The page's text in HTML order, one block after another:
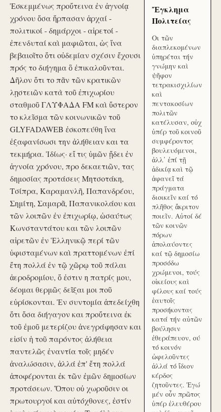
Ἐσκεμμένως προὔτεινα ἐν ἀγνοίᾳ
χρόνου ὅσα ἥρπασαν ἀρχαί -
πολιτικοί - δημάρχοι - αἱρετοί -
ἐπενδυταί καὶ μαφιῶται, ὡς ἵνα
βεβαιοῖτο ὅτι οὐδεμίαν σχέσιν ἔχουσι
πρός το διήγημα ὃ ἐπικαλοῦνται.
Δῆλον ὅτι το πᾶν τῶν κρατικῶν
λῃστειῶν κατὰ τοῦ ἐπιχωρίου
σταθμοῦ ΓΛΥΦΑΔΑ FM καὶ ὕστερον
το κλεῖσμα τῶν κοινωνικῶν τοῦ
GLYFADAWEB ἐσκοπεύθη ἵνα
ἐξαφανίσωσι την ἀλήθειαν και τα
τεκμήρια. Ἰδίως· εἴ τις ὑμῶν ᾔδει ἐν
ἀγνοία χρόνου, προ δεκαετιῶν, τας
δημοσίας προτάσεις Μητσοτάκη,
Τσίπρα, Καραμανλῆ, Παπανδρέου,
Σημίτη, Σαμαρᾶ, Παπανικολάου και
τῶν λοιπῶν ἐν ἐπιχωρίῳ, ὡσαύτως
Κωνσταντάτου και τῶν λοιπῶν
αἱρετῶν ἐν Ἑλληνικῷ περί τῶν
ὑφισταμένων καὶ πραττομένων ἐπί
ἔτη πολλά ἐν τῷ χῶρῳ τοῦ πάλαι
ἀεροδρομίου, ὅ ἐστιν η πατρίς μου,
δέομαι θερμῶς δεῖξαι μοι ποῦ
εὑρίσκονται. Ἐν συντομία ἀπεδείχθη
ὅτι ὅσα διήγαγον και προὔτεινα ἐκ
τοῦ ἐμοῦ μετερίζου ἀνεγράφησαν και
εἰσίν ἡ τοῦ παρόντος ἀλήθεια
παντελῶς ἐναντία τοῖς μηδέν
ἀναλώσασιν, ἀλλά ἐπ' ἔτη πολλά
ἀποφέρονται ἐκ τῶν ἐμῶν δημοσίων
προτάσεων. Ὅπου οὐ χωροῦσιν οι
πρωτουργοί και αὐτόχθονες, ἐστίν
Ἔγκλημα
Πολιτείας
Οι τῶν
διαπλεκομένων
ὑπηρέται τήν
γνώμην καὶ
ψῆφον
τετρακισχιλίων
καὶ
πεντακοσίων
πολιτῶν
κατέλυσαν, οὐχ
ὑπέρ τοῦ κοινοῦ
συμφέροντος
βουλευόμενοι,
ἀλλ᾽ ἐπί τῇ
ἀδικίᾳ καὶ τῷ
ἀφανεῖ τά
πράγματα
διοικεῖν καί τό
πλῆθος ἄκριτον
ποιεῖν. Αὐτοί δέ
τῶν κοινῶν
πόρων
ἀπολαύοντες
καί τῷ δημοσίω
προσόδω
χρώμενοι, τούς
οἰκείους καὶ
φίλους καί τούς
ἑαυτοῖς
προσήκοντας
κατά τήν αὑτῶν
βούλησιν
ἐθεράπευον, ού
τό κοινόν
ὠφελοῦντες
ἀλλά τό ἴδιον
κέρδος
ζητοῦντες. Ἐγώ
μέν οὖν πρῶτος
ὑπέρ ἐλευθέρου